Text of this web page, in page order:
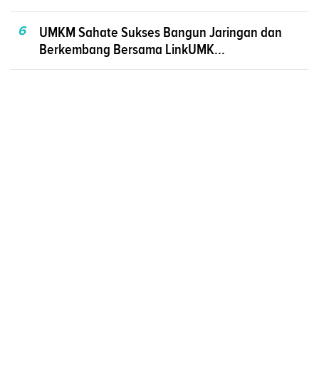
6
UMKM Sahate Sukses Bangun Jaringan dan
Berkembang Bersama LinkUMK...